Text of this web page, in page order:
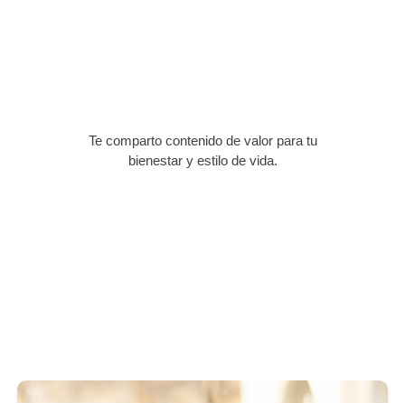
Te comparto contenido de valor para tu
bienestar y estilo de vida.